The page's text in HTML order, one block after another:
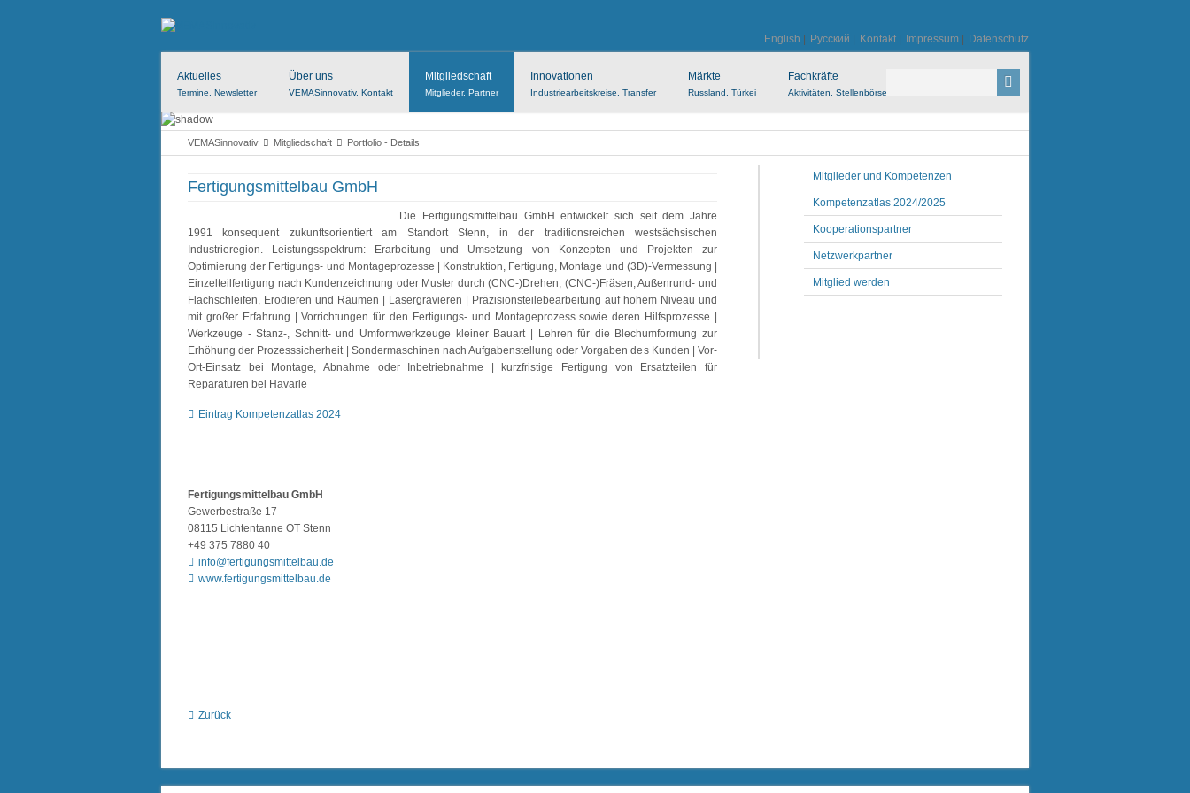
English Русский Kontakt Impressum Datenschutz
Aktuelles
Termine, Newsletter
Über uns
VEMASinnovativ, Kontakt
Mitgliedschaft
Mitglieder, Partner
Innovationen
Industriearbeitskreise, Transfer
Märkte
Russland, Türkei
Fachkräfte
Aktivitäten, Stellenbörse
VEMASinnovativ Mitgliedschaft Portfolio - Details
Fertigungsmittelbau GmbH
Die Fertigungsmittelbau GmbH entwickelt sich seit dem Jahre
1991 konsequent zukunftsorientiert am Standort Stenn, in der traditionsreichen westsächsischen
Industrieregion. Leistungsspektrum: Erarbeitung und Umsetzung von Konzepten und Projekten zur
Optimierung der Fertigungs- und Montageprozesse | Konstruktion, Fertigung, Montage und (3D)-Vermessung |
Einzelteilfertigung nach Kundenzeichnung oder Muster durch (CNC-)Drehen, (CNC-)Fräsen, Außenrund- und
Flachschleifen, Erodieren und Räumen | Lasergravieren | Präzisionsteilebearbeitung auf hohem Niveau und
mit großer Erfahrung | Vorrichtungen für den Fertigungs- und Montageprozess sowie deren Hilfsprozesse |
Werkzeuge - Stanz-, Schnitt- und Umformwerkzeuge kleiner Bauart | Lehren für die Blechumformung zur
Erhöhung der Prozesssicherheit | Sondermaschinen nach Aufgabenstellung oder Vorgaben des Kunden | Vor-
Ort-Einsatz bei Montage, Abnahme oder Inbetriebnahme | kurzfristige Fertigung von Ersatzteilen für
Reparaturen bei Havarie
Eintrag Kompetenzatlas 2024
Fertigungsmittelbau GmbH
Gewerbestraße 17
08115 Lichtentanne OT Stenn
+49 375 7880 40
info@fertigungsmittelbau.de
www.fertigungsmittelbau.de
Zurück
Mitglieder und Kompetenzen
Kompetenzatlas 2024/2025
Kooperationspartner
Netzwerkpartner
Mitglied werden